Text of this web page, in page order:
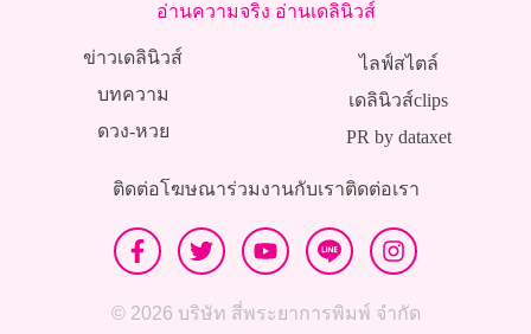
อ่านความจริง อ่านเดลินิวส์
ข่าวเดลินิวส์
บทความ
ดวง-หวย
ไลฟ์สไตล์
เดลินิวส์clips
PR by dataxet
ติดต่อโฆษณาร่วมงานกับเราติดต่อเรา
© 2026 บริษัท สี่พระยาการพิมพ์ จำกัด